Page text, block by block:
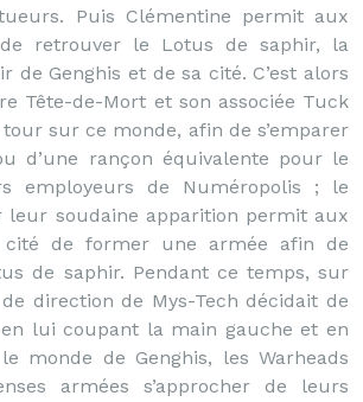
Puis Clémentine permit aux
retrouver le Lotus de saphir, la
de Genghis et de sa cité. C’est alors
Tête-de-Mort et son associée Tuck
sur ce monde, afin de s’emparer
d’une rançon équivalente pour le
employeurs de Numéropolis ; le
leur soudaine apparition permit aux
de former une armée afin de
de saphir. Pendant ce temps, sur
direction de Mys-Tech décidait de
lui coupant la main gauche et en
monde de Genghis, les Warheads
armées s’approcher de leurs